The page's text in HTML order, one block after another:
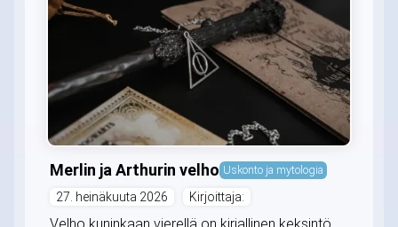
Merlin ja Arthurin velho Uskonto ja mytologia
27. heinäkuuta 2026 Kirjoittaja: